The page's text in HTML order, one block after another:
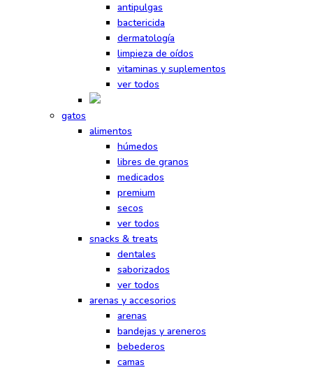
antipulgas
bactericida
dermatología
limpieza de oídos
vitaminas y suplementos
ver todos
gatos
alimentos
húmedos
libres de granos
medicados
premium
secos
ver todos
snacks & treats
dentales
saborizados
ver todos
arenas y accesorios
arenas
bandejas y areneros
bebederos
camas